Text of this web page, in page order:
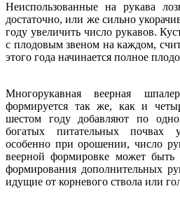
Неиспользованные на рукава
достаточно, или же сильно
году увеличить число рукавов.
с плодовым звеном на каждом,
этого года начинается полное
Многорукавная веерная
формируется так же, как и
шестом году добавляют по
богатых питательных почвах
особенно при орошении, число
веерной формировке может
формирования дополнительных
идущие от корневого ствола или